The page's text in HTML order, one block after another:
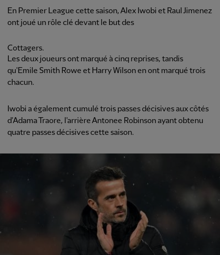
En Premier League cette saison, Alex Iwobi et Raul Jimenez
ont joué un rôle clé devant le but des
Cottagers.
Les deux joueurs ont marqué à cinq reprises, tandis
qu'Emile Smith Rowe et Harry Wilson en ont marqué trois
chacun.
Iwobi a également cumulé trois passes décisives aux côtés
d'Adama Traore, l'arrière Antonee Robinson ayant obtenu
quatre passes décisives cette saison.